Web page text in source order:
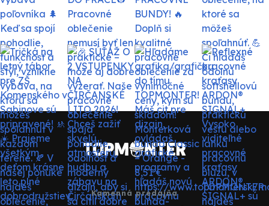
Kamenná predajňa